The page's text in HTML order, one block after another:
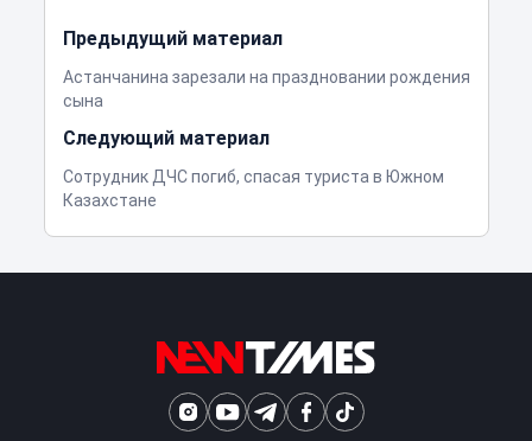
Предыдущий материал
Астанчанина зарезали на праздновании рождения
сына
Следующий материал
Сотрудник ДЧС погиб, спасая туриста в Южном
Казахстане